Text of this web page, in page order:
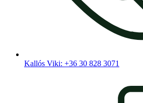
Kallós Viki: +36 30 828 3071